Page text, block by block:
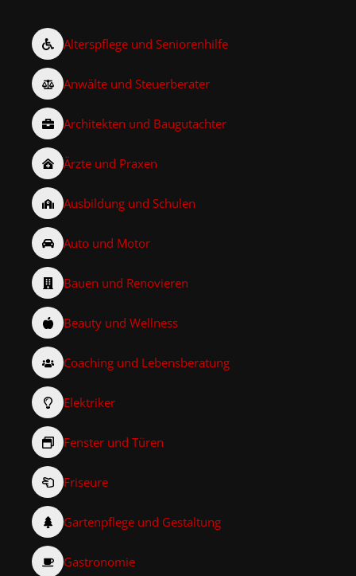
Alterspflege und Seniorenhilfe
Anwälte und Steuerberater
Architekten und Baugutachter
Ärzte und Praxen
Ausbildung und Schulen
Auto und Motor
Bauen und Renovieren
Beauty und Wellness
Coaching und Lebensberatung
Elektriker
Fenster und Türen
Friseure
Gartenpflege und Gestaltung
Gastronomie